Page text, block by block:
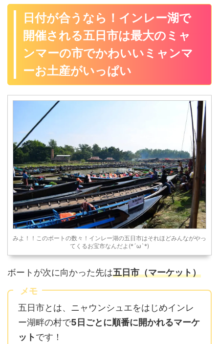
日付が合うなら！インレー湖で
開催される五日市は最大のミャ
ンマーの市でかわいいミャンマ
ーお土産がいっぱい
みよ！！このボートの数々！インレー湖の五日市はそれほどみんながやっ
てくるお宝市なんだよ(*´ω`*)
ボートが次に向かった先は五日市（マーケット）
メモ
五日市とは、ニャウンシュエをはじめインレ
ー湖畔の村で5日ごとに順番に開かれるマーケ
ットです！